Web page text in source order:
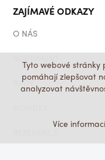
Tyto webové stránky
pomáhají zlepšovat
analyzovat
Více informací
ZAJÍMAVÉ ODKAZY
O NÁS
RADY